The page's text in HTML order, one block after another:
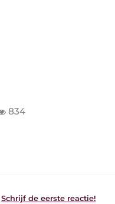
834
Schrijf de eerste reactie!